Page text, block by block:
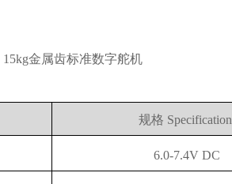
15kg金属齿标准数字舵机
规格 Specification
6.0-7.4V DC